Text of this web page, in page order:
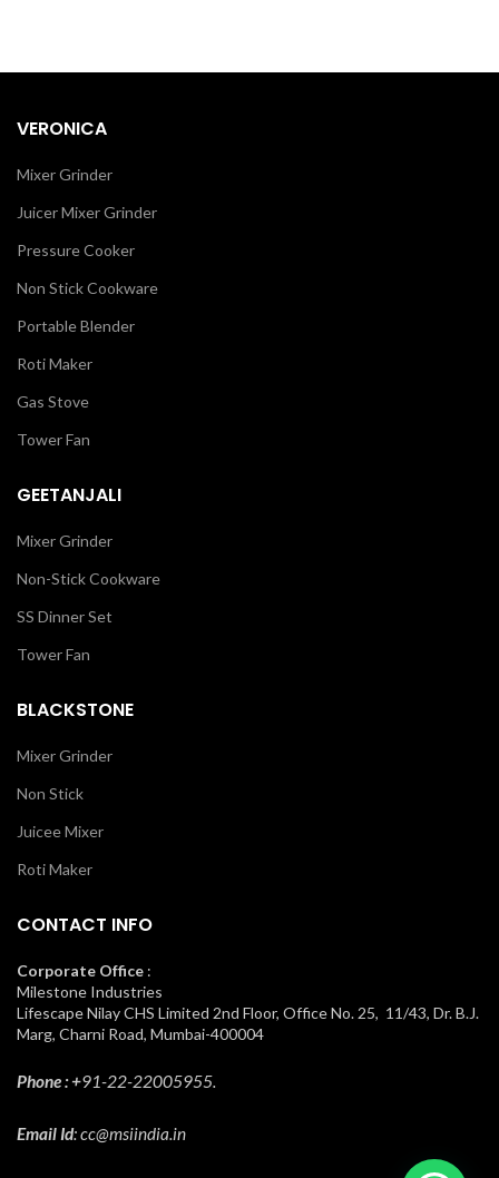
VERONICA
Mixer Grinder
Juicer Mixer Grinder
Pressure Cooker
Non Stick Cookware
Portable Blender
Roti Maker
Gas Stove
Tower Fan
GEETANJALI
Mixer Grinder
Non-Stick Cookware
SS Dinner Set
Tower Fan
BLACKSTONE
Mixer Grinder
Non Stick
Juicee Mixer
Roti Maker
CONTACT INFO
Corporate Office :
Milestone Industries
Lifescape Nilay CHS Limited 2nd Floor, Office No. 25, 11/43, Dr. B.J.
Marg, Charni Road, Mumbai-400004
Phone : +91-22-22005955.
Email Id: cc@msiindia.in